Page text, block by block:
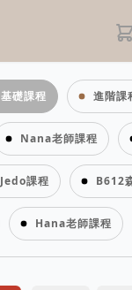
基礎課程 進階課
Nana老師課程
Jedo課程 B612
Hana老師課程